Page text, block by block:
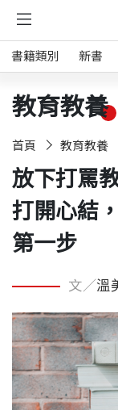
書籍類別 新書
教育教養
首頁 教育教養
放下打罵
打開心結
第一步
文／溫